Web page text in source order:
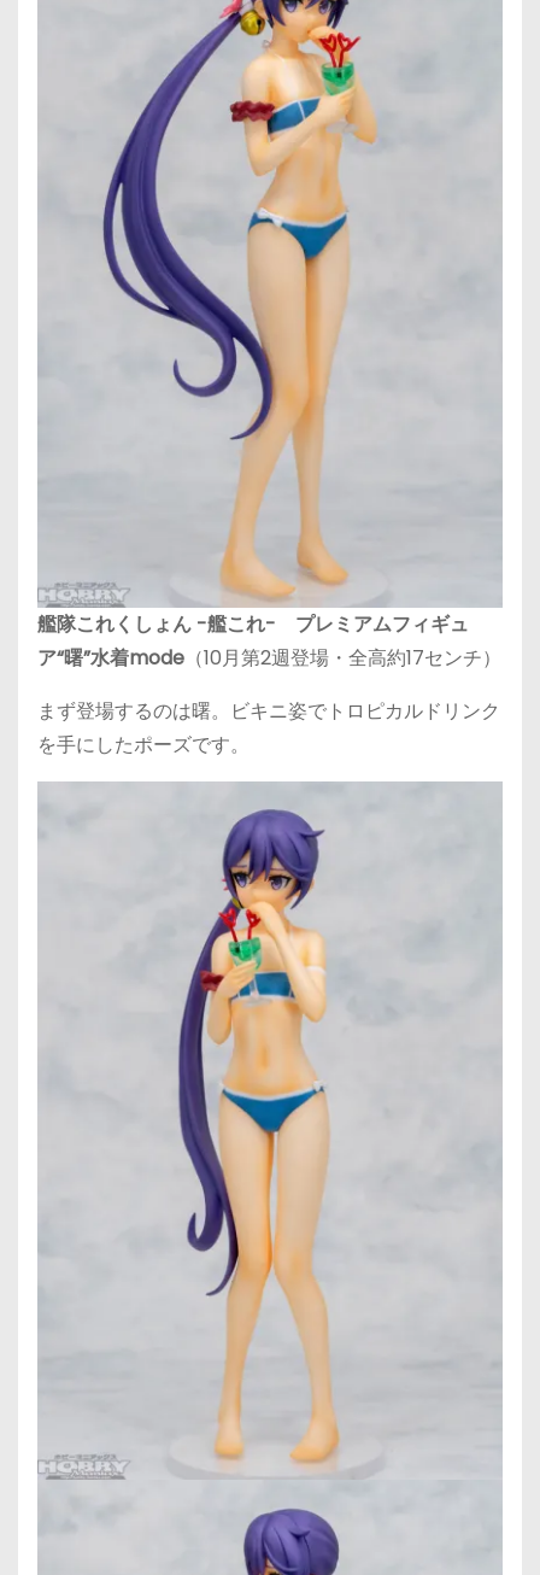
艦隊これくしょん -艦これ- プレミアムフィギュ
ア“曙”水着mode （10月第2週登場・全高約17センチ）
まず登場するのは曙。ビキニ姿でトロピカルドリンク
を手にしたポーズです。